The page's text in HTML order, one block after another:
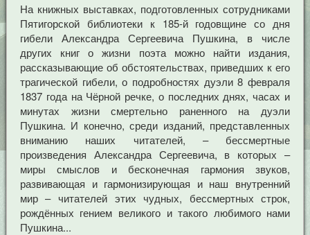
На книжных выставках, подготовленных сотрудниками
Пятигорской библиотеки к 185-й годовщине со дня
гибели Александра Сергеевича Пушкина, в числе
других книг о жизни поэта можно найти издания,
рассказывающие об обстоятельствах, приведших к его
трагической гибели, о подробностях дуэли 8 февраля
1837 года на Чёрной речке, о последних днях, часах и
минутах жизни смертельно раненного на дуэли
Пушкина. И конечно, среди изданий, представленных
вниманию наших читателей, – бессмертные
произведения Александра Сергеевича, в которых –
миры смыслов и бесконечная гармония звуков,
развивающая и гармонизирующая и наш внутренний
мир – читателей этих чудных, бессмертных строк,
рождённых гением великого и такого любимого нами
Пушкина...